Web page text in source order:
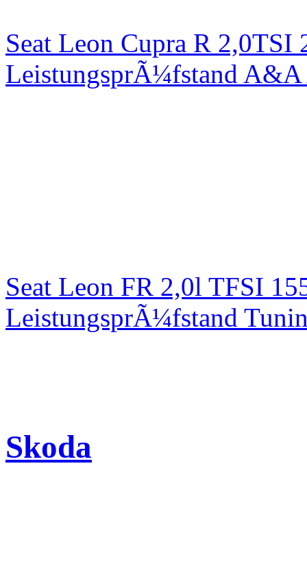
Seat Leon Cupra R
LeistungsprÃ¼fstand
Seat Leon FR 2,0l TFSI
LeistungsprÃ¼fstand
Skoda